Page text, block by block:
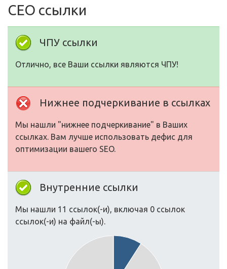
СЕО ссылки
ЧПУ ссылки
Отлично, все Ваши ссылки являются ЧПУ!
Нижнее подчеркивание в ссылках
Мы нашли "нижнее подчеркивание" в Ваших
ссылках. Вам лучше использовать дефис для
оптимизации вашего SEO.
Внутренние ссылки
Мы нашли 11 ссылок(-и), включая 0 ссылок
ссылок(-и) на файл(-ы).